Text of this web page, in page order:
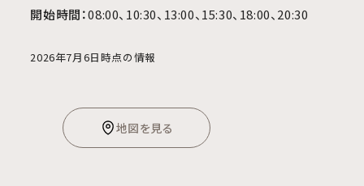
開始時間：08:00、10:30、13:00、15:30、18:00、20:30
2026年7月6日時点の情報
地図を見る